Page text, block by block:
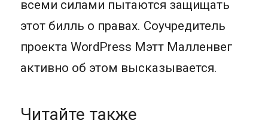
всеми силами пытаются защищать
этот билль о правах. Соучредитель
проекта WordPress Мэтт Малленвег
активно об этом высказывается.
Читайте также